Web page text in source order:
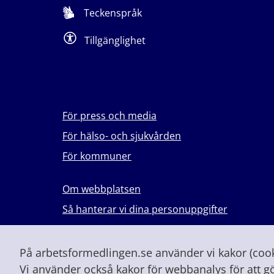
På arbetsformedlingen.se använder vi kakor
Vi använder också kakor för webbanalys för att
Teckenspråk
Tillgänglighet
För press och media
För hälso- och sjukvården
För kommuner
Om webbplatsen
Så hanterar vi dina personuppgifter
Lever du med våld i en nära relation?
Vid höjd beredskap och krig